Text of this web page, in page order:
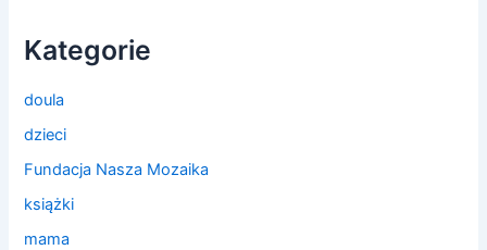
Kategorie
doula
dzieci
Fundacja Nasza Mozaika
książki
mama